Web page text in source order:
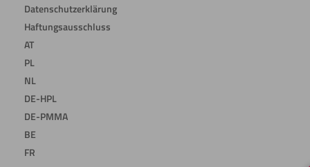
Datenschutzerklärung
Haftungsausschluss
AT
PL
NL
DE-HPL
DE-PMMA
BE
FR